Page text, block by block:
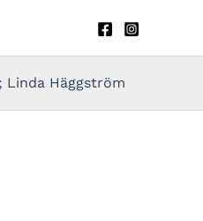
Linda Häggström